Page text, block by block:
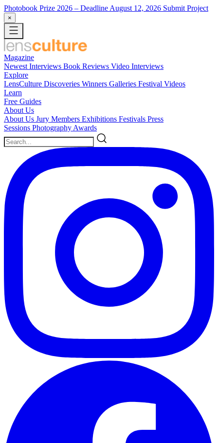
Photobook Prize 2026 – Deadline August 12, 2026 Submit Project
×
Magazine
Newest Interviews Book Reviews Video Interviews
Explore
LensCulture Discoveries Winners Galleries Festival Videos
Learn
Free Guides
About Us
About Us Jury Members Exhibitions Festivals Press
Sessions Photography Awards